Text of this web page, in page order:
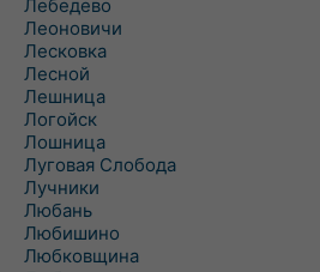
Лебедево
Леоновичи
Лесковка
Лесной
Лешница
Логойск
Лошница
Луговая Слобода
Лучники
Любань
Любишино
Любковщина